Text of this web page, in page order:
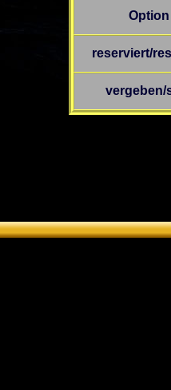
Option
reserviert/
vergeben/